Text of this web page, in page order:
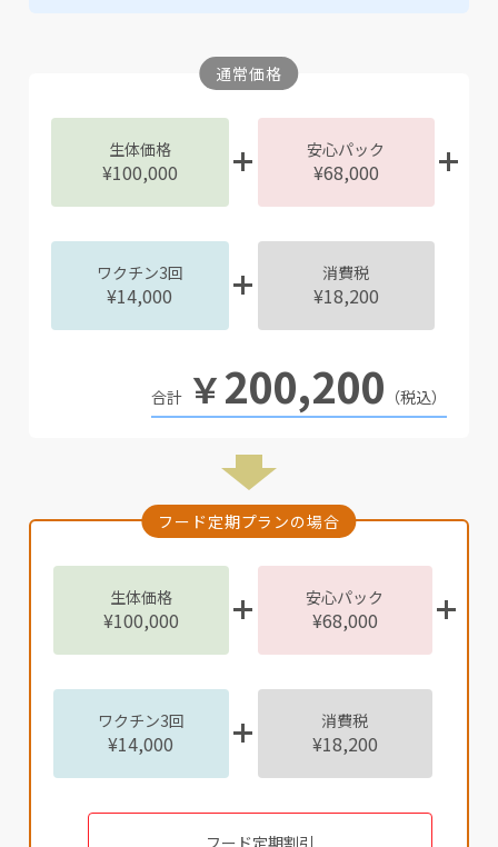
通常価格
生体価格
¥100,000
安心パック
¥68,000
ワクチン3回
¥14,000
消費税
¥18,200
￥200,200 （税込）
フード定期プランの場合
生体価格
¥100,000
安心パック
¥68,000
ワクチン3回
¥14,000
消費税
¥18,200
フード定期割引